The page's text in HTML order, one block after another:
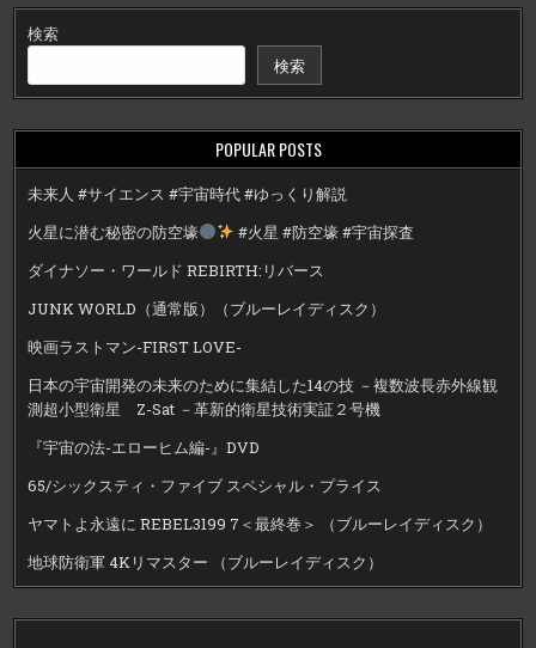
検索
検索
POPULAR POSTS
未来人 #サイエンス #宇宙時代 #ゆっくり解説
火星に潜む秘密の防空壕
#火星 #防空壕 #宇宙探査
ダイナソー・ワールド REBIRTH:リバース
JUNK WORLD（通常版）（ブルーレイディスク）
映画ラストマン-FIRST LOVE-
日本の宇宙開発の未来のために集結した14の技 －複数波長赤外線観
測超小型衛星 Z-Sat －革新的衛星技術実証２号機
『宇宙の法-エローヒム編-』DVD
65/シックスティ・ファイブ スペシャル・プライス
ヤマトよ永遠に REBEL3199 7＜最終巻＞ （ブルーレイディスク）
地球防衛軍 4Kリマスター （ブルーレイディスク）